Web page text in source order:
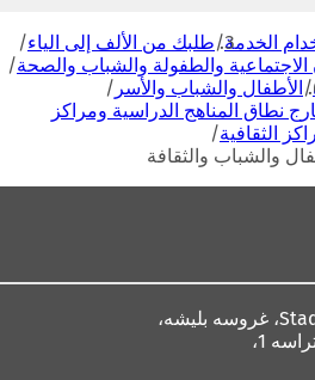
الخدمة طلبك من الألف إلى الياء
والطفولة والشباب والصحة
الأطفال والشباب والأسر
نطاق المناهج الدراسية ومراكز
الثقافية
والشباب والثقافة